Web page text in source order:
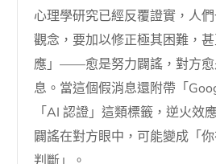
心理學研究已經反覆證實，人
觀念，要加以修正極其困難，
應」——愈是努力闢謠，對方愈
息。當這個假消息還附帶「
「AI 認證」這類標籤，逆火效
闢謠在對方眼中，可能變成「